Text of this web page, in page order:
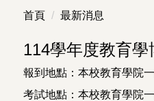
首頁 最新消息
114學年度教育
報到地點：本校教育學院
考試地點：本校教育學院